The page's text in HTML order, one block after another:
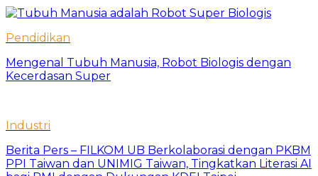
Pendidikan
Mengenal Tubuh Manusia, Robot Biologis dengan
Kecerdasan Super
Industri
Berita Pers – FILKOM UB Berkolaborasi dengan PKBM
PPI Taiwan dan UNIMIG Taiwan, Tingkatkan Literasi AI